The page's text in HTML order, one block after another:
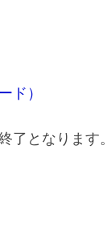
ド）
了となります。